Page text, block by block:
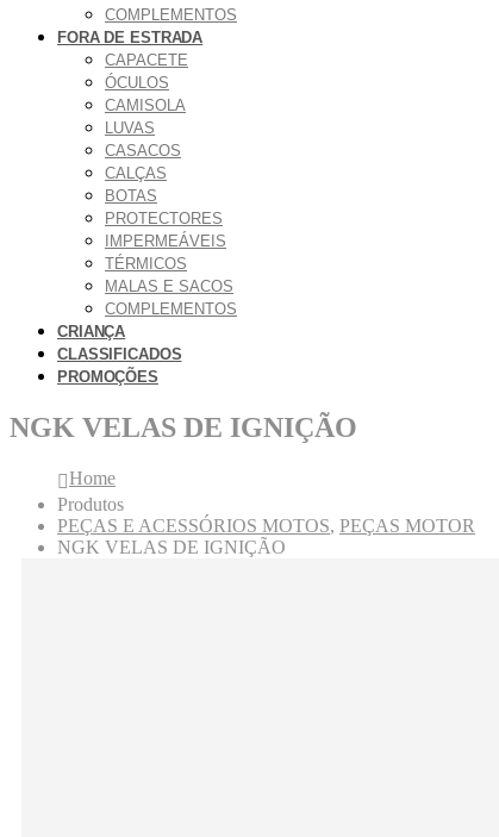
COMPLEMENTOS
FORA DE ESTRADA
CAPACETE
ÓCULOS
CAMISOLA
LUVAS
CASACOS
CALÇAS
BOTAS
PROTECTORES
IMPERMEÁVEIS
TÉRMICOS
MALAS E SACOS
COMPLEMENTOS
CRIANÇA
CLASSIFICADOS
PROMOÇÕES
NGK VELAS DE IGNIÇÃO
Home
Produtos
PEÇAS E ACESSÓRIOS MOTOS, PEÇAS MOTOR
NGK VELAS DE IGNIÇÃO